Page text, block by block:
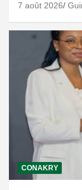
7 août 2026
CONAKRY